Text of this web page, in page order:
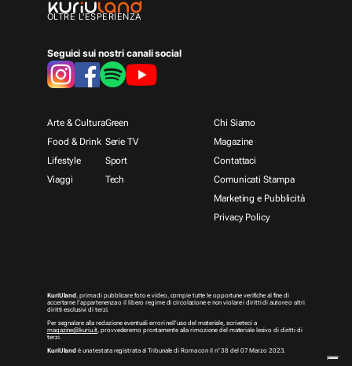
OLTRE L'ESPERIENZA
Seguici sui nostri canali social
Arte & Cultura
Food & Drink
Lifestyle
Viaggi
Green
Serie TV
Sport
Tech
Chi Siamo
Magazine
Contattaci
Comunicati Stampa
Marketing e Pubblicità
Privacy Policy
KuriUland, prima di pubblicare foto e video, compie tutte le opportune verifiche al fine di
accertarne l’appartenenza o il libero regime di circolazione e non violare i diritti di autore o altri
diritti esclusivi di terzi.
Per segnalare alla redazione eventuali errori nell’uso del materiale, scriveteci a
magazine@kuriu.it, provvederemo prontamente alla rimozione del materiale lesivo di diritti di
terzi.
KuriUland è una testata registrata al Tribunale di Roma con il n° 38 del 07 Marzo 2023.